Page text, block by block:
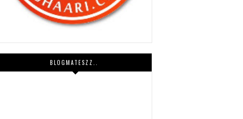
BLOGMATESZZ..